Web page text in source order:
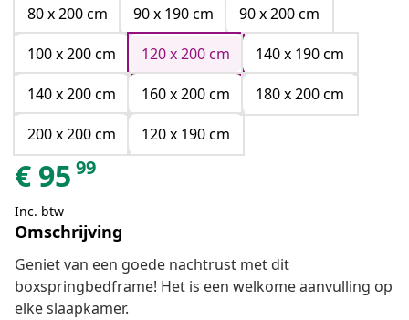
80 x 200 cm
90 x 190 cm
90 x 200 cm
100 x 200 cm
120 x 200 cm
140 x 190 cm
140 x 200 cm
160 x 200 cm
180 x 200 cm
200 x 200 cm
120 x 190 cm
€ 95 99
Inc. btw
Omschrijving
Geniet van een goede nachtrust met dit
boxspringbedframe! Het is een welkome aanvulling op
elke slaapkamer.